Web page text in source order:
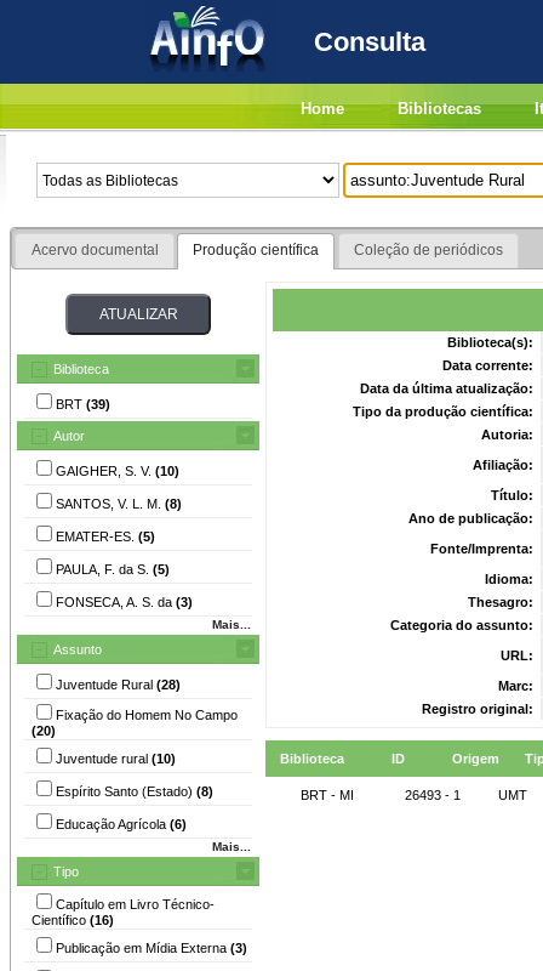
Consulta
Home Bibliotecas
Acervo documental Produção científica Coleção de periódicos
Biblioteca
BRT (39)
Autor
GAIGHER, S. V. (10)
SANTOS, V. L. M. (8)
EMATER-ES. (5)
PAULA, F. da S. (5)
FONSECA, A. S. da (3)
Mais...
Assunto
Juventude Rural (28)
Fixação do Homem No Campo
(20)
Juventude rural (10)
Espírito Santo (Estado) (8)
Educação Agrícola (6)
Mais...
Tipo
Capítulo em Livro Técnico-
Científico (16)
Publicação em Mídia Externa (3)
Biblioteca(s):
Data corrente:
Data da última atualização:
Tipo da produção científica:
Autoria:
Afiliação:
Título:
Ano de publicação:
Fonte/Imprenta:
Idioma:
Thesagro:
Categoria do assunto:
URL:
Marc:
Registro original:
Biblioteca ID Origem
BRT - MI 26493 - 1 UMT